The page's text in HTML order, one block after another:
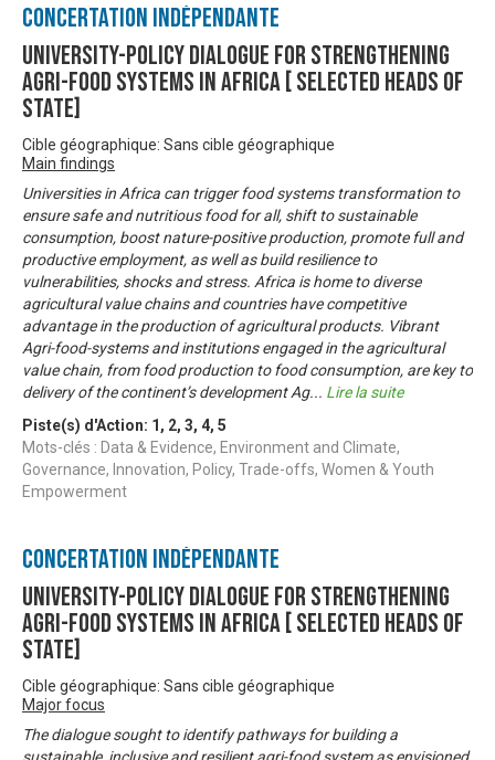
Concertation Indépendante
University-Policy Dialogue for Strengthening
agri-food systems in Africa [ Selected Heads of
State]
Cible géographique: Sans cible géographique
Main findings
Universities in Africa can trigger food systems transformation to
ensure safe and nutritious food for all, shift to sustainable
consumption, boost nature-positive production, promote full and
productive employment, as well as build resilience to
vulnerabilities, shocks and stress. Africa is home to diverse
agricultural value chains and countries have competitive
advantage in the production of agricultural products. Vibrant
Agri-food-systems and institutions engaged in the agricultural
value chain, from food production to food consumption, are key to
delivery of the continent’s development Ag... Lire la suite
Piste(s) d'Action: 1 , 2, 3, 4, 5
Mots-clés : Data & Evidence, Environment and Climate,
Governance, Innovation, Policy, Trade-offs, Women & Youth
Empowerment
Concertation Indépendante
University-Policy Dialogue for Strengthening
agri-food systems in Africa [ Selected Heads of
State]
Cible géographique: Sans cible géographique
Major focus
The dialogue sought to identify pathways for building a
sustainable, inclusive and resilient agri-food system as envisioned